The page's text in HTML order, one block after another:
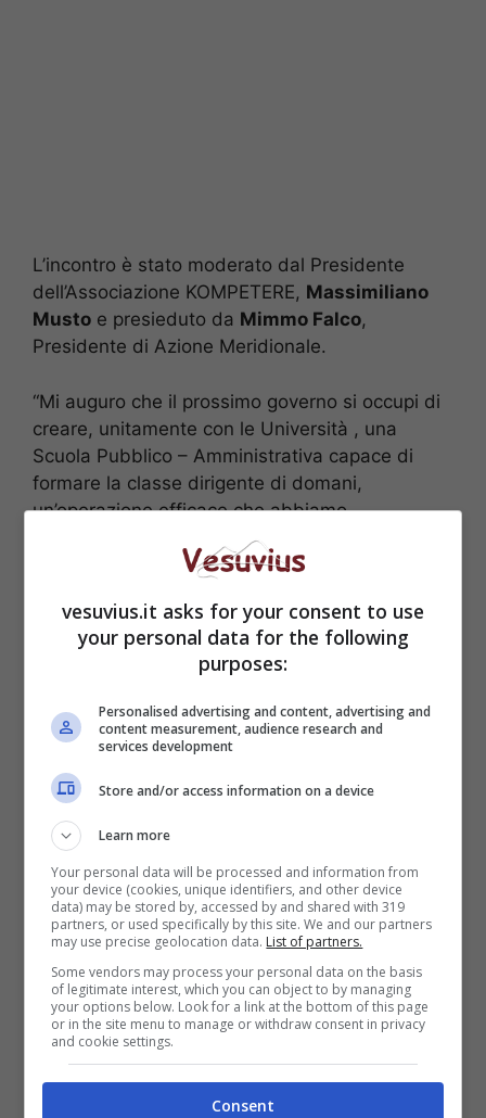
L’incontro è stato moderato dal Presidente
dell’Associazione KOMPETERE, Massimiliano
Musto e presieduto da Mimmo Falco,
Presidente di Azione Meridionale.
“Mi auguro che il prossimo governo si occupi di
creare, unitamente con le Università , una
Scuola Pubblico – Amministrativa capace di
formare la classe dirigente di domani,
un’operazione efficace che abbiamo
sperimentato nel 2010 con il Governo
I dibattiti, che prevedono la partecipazione di
autorevoli esponenti del mondo della politica,
dell’economia, dell’informazione e della cultura,
sono partiti ad ottobre ed hanno visto dapprima
l’intervento dell’ Onorevole Antonio Bassolino
a novembre quello del Presidente Svimez,
Adriano Giannola.
vesuvius.it asks for your consent to use
your personal data for the following
purposes:
Personalised advertising and content, advertising and
content measurement, audience research and
services development
Store and/or access information on a device
Learn more
Your personal data will be processed and information from
your device (cookies, unique identifiers, and other device
data) may be stored by, accessed by and shared with 319
partners, or used specifically by this site. We and our partners
may use precise geolocation data. List of partners.
Some vendors may process your personal data on the basis
of legitimate interest, which you can object to by managing
your options below. Look for a link at the bottom of this page
or in the site menu to manage or withdraw consent in privacy
and cookie settings.
Consent